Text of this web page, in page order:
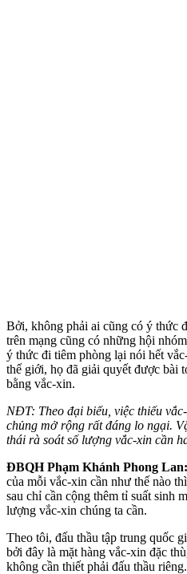
Bởi, không phải ai cũng có ý thức
trên mạng cũng có những hội
ý thức đi tiêm phòng lại nói hết
thế giới, họ đã giải quyết được bài
bằng vắc-xin.
NĐT: Theo đại biểu, việc thiếu
chủng mở rộng rất đáng lo ngại.
thái rà soát số lượng vắc-xin cần
ĐBQH Phạm Khánh Phong Lan:
của mỗi vắc-xin cần như thế nào
sau chỉ cần cộng thêm tỉ suất sinh
lượng vắc-xin chúng ta cần.
Theo tôi, đấu thầu tập trung quốc
bởi đây là mặt hàng vắc-xin đặc
không cần thiết phải đấu thầu riêng.